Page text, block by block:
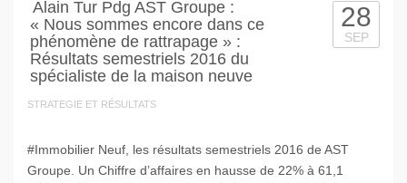
Alain Tur Pdg AST Groupe :
« Nous sommes encore dans ce
phénomène de rattrapage » :
Résultats semestriels 2016 du
spécialiste de la maison neuve
STRATEGIE ET RÉSULTATS
28
SEP
#Immobilier Neuf, les résultats semestriels 2016 de AST
Groupe. Un Chiffre d’affaires en hausse de 22% à 61,1